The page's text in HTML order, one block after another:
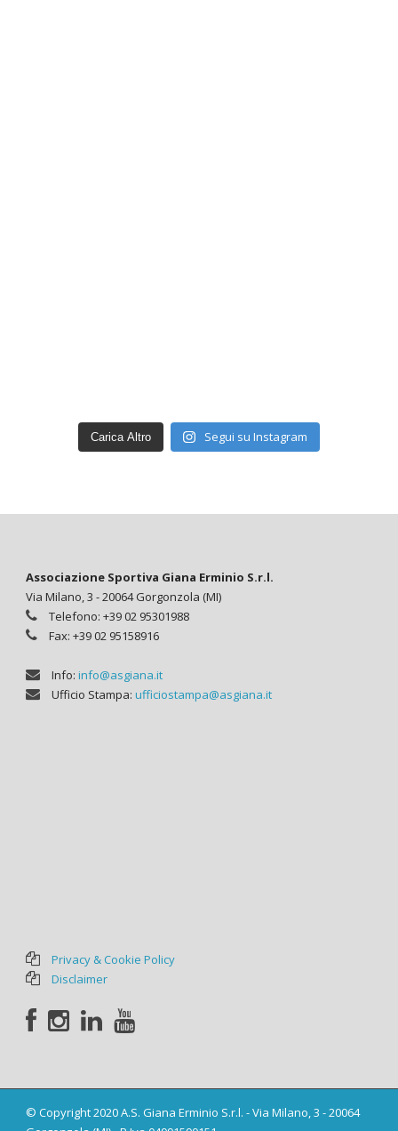
Carica Altro Segui su Instagram
Associazione Sportiva Giana Erminio S.r.l.
Via Milano, 3 - 20064 Gorgonzola (MI)
Telefono: +39 02 95301988
Fax: +39 02 95158916
Info: info@asgiana.it
Ufficio Stampa: ufficiostampa@asgiana.it
Privacy & Cookie Policy
Disclaimer
© Copyright 2020 A.S. Giana Erminio S.r.l. - Via Milano, 3 - 20064